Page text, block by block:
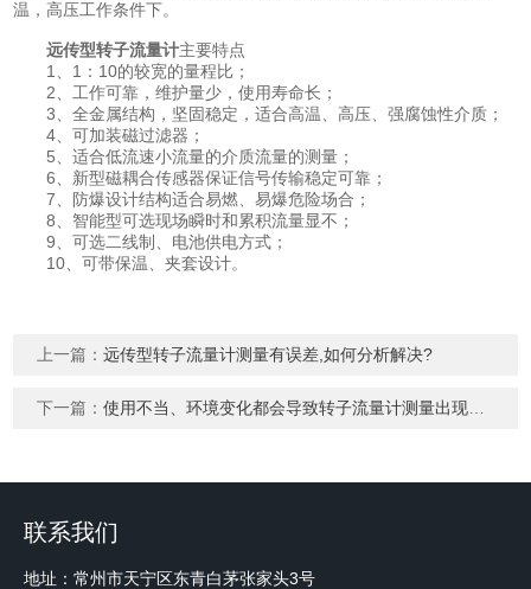
温，高压工作条件下。
远传型转子流量计主要特点
1、1：10的较宽的量程比；
2、工作可靠，维护量少，使用寿命长；
3、全金属结构，坚固稳定，适合高温、高压、强腐蚀性介质；
4、可加装磁过滤器；
5、适合低流速小流量的介质流量的测量；
6、新型磁耦合传感器保证信号传输稳定可靠；
7、防爆设计结构适合易燃、易爆危险场合；
8、智能型可选现场瞬时和累积流量显不；
9、可选二线制、电池供电方式；
10、可带保温、夹套设计。
上一篇：远传型转子流量计测量有误差,如何分析解决?
下一篇：使用不当、环境变化都会导致转子流量计测量出现误差
联系我们
地址：常州市天宁区东青白茅张家头3号